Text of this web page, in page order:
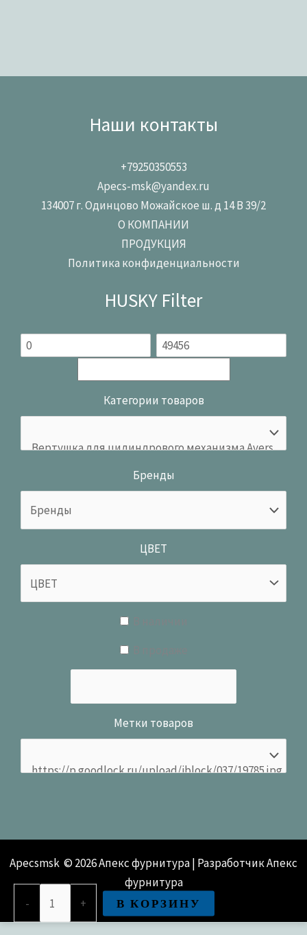
Наши контакты
+79250350553
Apecs-msk@yandex.ru
134007 г. Одинцово Можайское ш. д 14 В 39/2
О КОМПАНИИ
ПРОДУКЦИЯ
Политика конфиденциальности
HUSKY Filter
Категории товаров
Бренды
ЦВЕТ
Метки товаров
Apecsmsk © 2026 Апекс фурнитура | Разработчик Апекс
фурнитура
-
+ В КОРЗИНУ